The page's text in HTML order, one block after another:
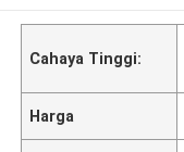
Cahaya Tinggi:
Harga